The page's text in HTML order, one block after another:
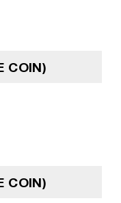
COIN)
COIN)